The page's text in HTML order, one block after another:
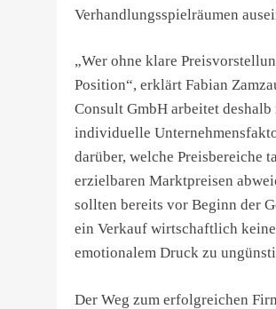
Verhandlungsspielräumen
„Wer ohne klare
Position“, erklärt Fabian
Consult GmbH arbeitet
individuelle
darüber, welche Preisbereiche
erzielbaren Marktpreisen
sollten bereits vor Beginn der
ein Verkauf wirtschaftlich
emotionalem Druck zu
Der Weg zum erfolgreichen